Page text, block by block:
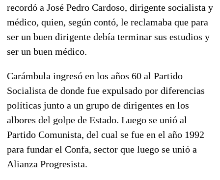
recordó a José Pedro Cardoso, dirigente socialista y
médico, quien, según contó, le reclamaba que para
ser un buen dirigente debía terminar sus estudios y
ser un buen médico.
Carámbula ingresó en los años 60 al Partido
Socialista de donde fue expulsado por diferencias
políticas junto a un grupo de dirigentes en los
albores del golpe de Estado. Luego se unió al
Partido Comunista, del cual se fue en el año 1992
para fundar el Confa, sector que luego se unió a
Alianza Progresista.